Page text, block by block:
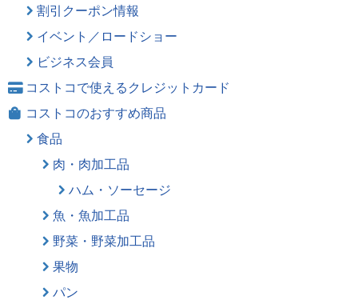
割引クーポン情報
イベント／ロードショー
ビジネス会員
コストコで使えるクレジットカード
コストコのおすすめ商品
食品
肉・肉加工品
ハム・ソーセージ
魚・魚加工品
野菜・野菜加工品
果物
パン